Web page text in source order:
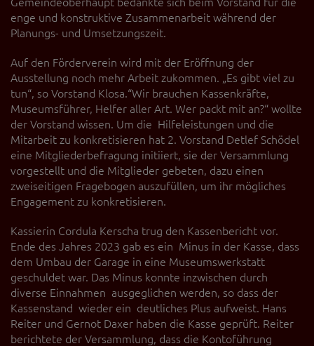
enge und konstruktive Zusammenarbeit während der
Planungs- und Umsetzungszeit.
Auf den Förderverein wird mit der Eröffnung der
Ausstellung noch mehr Arbeit zukommen. „Es gibt viel zu
tun“, so Vorstand Klosa.“Wir brauchen Kassenkräfte,
Museumsführer, Helfer aller Art. Wer packt mit an?“ wollte
der Vorstand wissen. Um die Hilfeleistungen und die
Mitarbeit zu konkretisieren hat 2. Vorstand Detlef Schödel
eine Mitgliederbefragung initiiert, sie der Versammlung
vorgestellt und die Mitglieder gebeten, dazu einen
zweiseitigen Fragebogen auszufüllen, um ihr mögliches
Engagement zu konkretisieren.
Kassierin Cordula Kerscha trug den Kassenbericht vor.
Ende des Jahres 2023 gab es ein Minus in der Kasse, dass
dem Umbau der Garage in eine Museumswerkstatt
geschuldet war. Das Minus konnte inzwischen durch
diverse Einnahmen ausgeglichen werden, so dass der
Kassenstand wieder ein deutliches Plus aufweist. Hans
Reiter und Gernot Daxer haben die Kasse geprüft. Reiter
berichtete der Versammlung, dass die Kontoführung